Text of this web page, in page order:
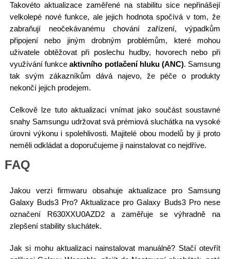
Takovéto aktualizace zaměřené na stabilitu sice nepřinášejí
velkolepé nové funkce, ale jejich hodnota spočívá v tom, že
zabraňují neočekávanému chování zařízení, výpadkům
připojení nebo jiným drobným problémům, které mohou
uživatele obtěžovat při poslechu hudby, hovorech nebo při
využívání funkceaktivního potlačení hluku (ANC). Samsung
tak svým zákazníkům dává najevo, že péče o produkty
nekončí jejich prodejem.
Celkově lze tuto aktualizaci vnímat jako součást soustavné
snahy Samsungu udržovat svá prémiová sluchátka na vysoké
úrovni výkonu i spolehlivosti. Majitelé obou modelů by ji proto
neměli odkládat a doporučujeme ji nainstalovat co nejdříve.
FAQ
Jakou verzi firmwaru obsahuje aktualizace pro Samsung
Galaxy Buds3 Pro? Aktualizace pro Galaxy Buds3 Pro nese
označení R630XXU0AZD2 a zaměřuje se výhradně na
zlepšení stability sluchátek.
Jak si mohu aktualizaci nainstalovat manuálně? Stačí otevřít